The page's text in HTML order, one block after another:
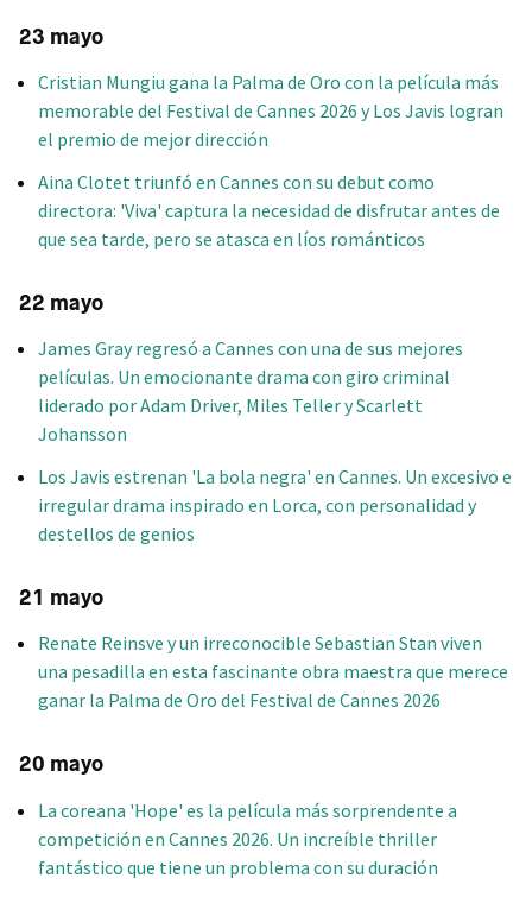
23 mayo
Cristian Mungiu gana la Palma de Oro con la película más
memorable del Festival de Cannes 2026 y Los Javis logran
el premio de mejor dirección
Aina Clotet triunfó en Cannes con su debut como
directora: 'Viva' captura la necesidad de disfrutar antes de
que sea tarde, pero se atasca en líos románticos
22 mayo
James Gray regresó a Cannes con una de sus mejores
películas. Un emocionante drama con giro criminal
liderado por Adam Driver, Miles Teller y Scarlett
Johansson
Los Javis estrenan 'La bola negra' en Cannes. Un excesivo e
irregular drama inspirado en Lorca, con personalidad y
destellos de genios
21 mayo
Renate Reinsve y un irreconocible Sebastian Stan viven
una pesadilla en esta fascinante obra maestra que merece
ganar la Palma de Oro del Festival de Cannes 2026
20 mayo
La coreana 'Hope' es la película más sorprendente a
competición en Cannes 2026. Un increíble thriller
fantástico que tiene un problema con su duración